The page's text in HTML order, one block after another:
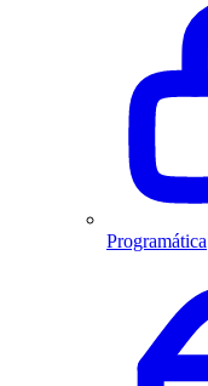
Programática